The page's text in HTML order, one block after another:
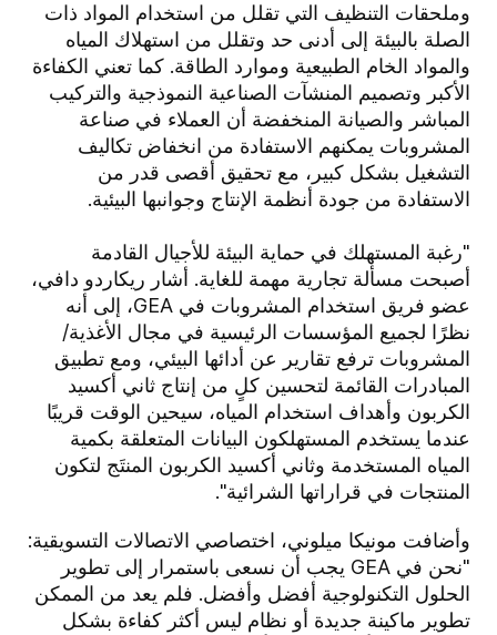
وملحقات التنظيف التي تقلل من استخدام المواد ذات
الصلة بالبيئة إلى أدنى حد وتقلل من استهلاك المياه
والمواد الخام الطبيعية وموارد الطاقة. كما تعني الكفاءة
الأكبر وتصميم المنشآت الصناعية النموذجية والتركيب
المباشر والصيانة المنخفضة أن العملاء في صناعة
المشروبات يمكنهم الاستفادة من انخفاض تكاليف
التشغيل بشكل كبير، مع تحقيق أقصى قدر من
الاستفادة من جودة أنظمة الإنتاج وجوانبها البيئية.
"رغبة المستهلك في حماية البيئة للأجيال القادمة
أصبحت مسألة تجارية مهمة للغاية. أشار ريكاردو دافي،
عضو فريق استخدام المشروبات في GEA، إلى أنه
نظرًا لجميع المؤسسات الرئيسية في مجال الأغذية/
المشروبات ترفع تقارير عن أدائها البيئي، ومع تطبيق
المبادرات القائمة لتحسين كلٍ من إنتاج ثاني أكسيد
الكربون وأهداف استخدام المياه، سيحين الوقت قريبًا
عندما يستخدم المستهلكون البيانات المتعلقة بكمية
المياه المستخدمة وثاني أكسيد الكربون المنتَج لتكون
المنتجات في قراراتها الشرائية".
وأضافت مونيكا ميلوني، اختصاصي الاتصالات التسويقية:
"نحن في GEA يجب أن نسعى باستمرار إلى تطوير
الحلول التكنولوجية أفضل وأفضل. فلم يعد من الممكن
تطوير ماكينة جديدة أو نظام ليس أكثر كفاءة بشكل